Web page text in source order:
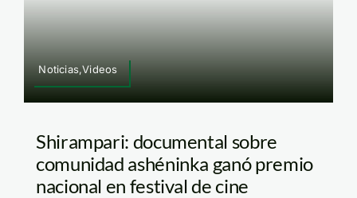
Noticias,Videos
Shirampari: documental sobre
comunidad ashéninka ganó premio
nacional en festival de cine